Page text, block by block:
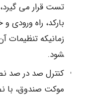
تست قرار می
بارکد، راه
شود.
کنترل صد در
موکت صندوق، با